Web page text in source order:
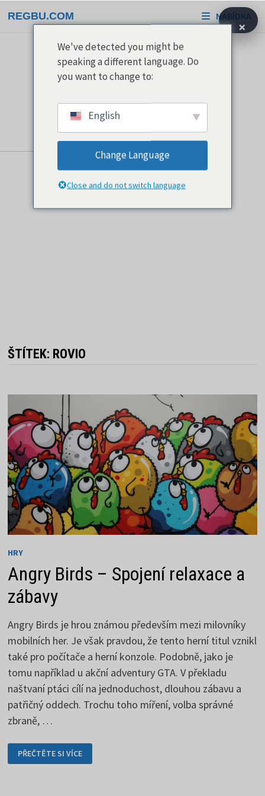
na
REGBU.COM NABÍDKA
ŠTÍTEK: ROVIO
HRY
Angry Birds – Spojení relaxace a
zábavy
Angry Birds je hrou známou především mezi milovníky
mobilních her. Je však pravdou, že tento herní titul vznikl
také pro počítače a herní konzole. Podobně, jako je
tomu například u akční adventury GTA. V překladu
naštvaní ptáci cílí na jednoduchost, dlouhou zábavu a
patřičný oddech. Trochu toho míření, volba správné
zbraně, …
ANGRY
BIRDS
–
PŘEČTĚTE SI VÍCE
×
We've detected you might be
speaking a different language. Do
you want to change to:
English
Change Language
Close and do not switch language